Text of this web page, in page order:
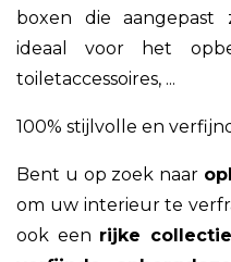
boxen die aangepast
ideaal voor het
toiletaccessoires, ...
100% stijlvolle en
Bent u op zoek naar
om uw interieur te
ook een rijke